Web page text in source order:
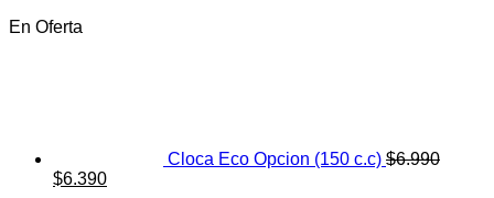
En Oferta
Cloca Eco Opcion (150 c.c) $6.990
El
$6.390El